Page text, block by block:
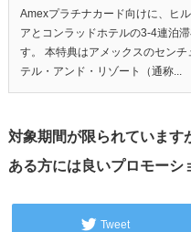
Amexプラチナカード向けに、ヒ
アとコンラッドホテルの3-4連泊
す。 本特典はアメックスのセン
テル・アンド・リゾート（通称...
対象期間が限られています
ある方には良いプロモーシ
Tweet